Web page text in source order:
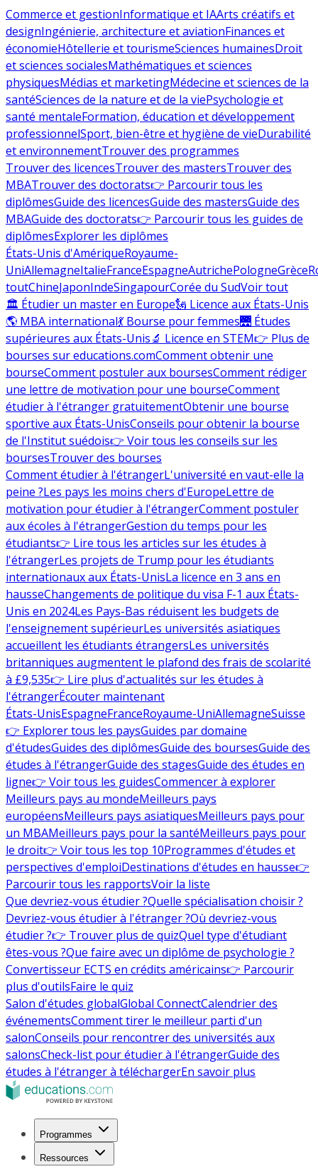
Commerce et gestionInformatique et IAArts créatifs et
designIngénierie, architecture et aviationFinances et
économieHôtellerie et tourismeSciences humainesDroit
et sciences socialesMathématiques et sciences
physiquesMédias et marketingMédecine et sciences de la
santéSciences de la nature et de la viePsychologie et
santé mentaleFormation, éducation et développement
professionnelSport, bien-être et hygiène de vieDurabilité
et environnementTrouver des programmes
Trouver des licencesTrouver des mastersTrouver des
MBATrouver des doctorats👉 Parcourir tous les
diplômesGuide des licencesGuide des mastersGuide des
MBAGuide des doctorats👉 Parcourir tous les guides de
diplômesExplorer les diplômes
États-Unis d'AmériqueRoyaume-
UniAllemagneItalieFranceEspagneAutrichePologneGrèce
toutChineJaponIndeSingapourCorée du SudVoir tout
🏛 Étudier un master en Europe🗽 Licence aux États-Unis
🌎 MBA international💃 Bourse pour femmes🌉 Études
supérieures aux États-Unis🔬 Licence en STEM👉 Plus de
bourses sur educations.comComment obtenir une
bourseComment postuler aux boursesComment rédiger
une lettre de motivation pour une bourseComment
étudier à l'étranger gratuitementObtenir une bourse
sportive aux États-UnisConseils pour obtenir la bourse
de l'Institut suédois👉 Voir tous les conseils sur les
boursesTrouver des bourses
Comment étudier à l'étrangerL'université en vaut-elle la
peine ?Les pays les moins chers d'EuropeLettre de
motivation pour étudier à l'étrangerComment postuler
aux écoles à l'étrangerGestion du temps pour les
étudiants👉 Lire tous les articles sur les études à
l'étrangerLes projets de Trump pour les étudiants
internationaux aux États-UnisLa licence en 3 ans en
hausseChangements de politique du visa F-1 aux États-
Unis en 2024Les Pays-Bas réduisent les budgets de
l'enseignement supérieurLes universités asiatiques
accueillent les étudiants étrangersLes universités
britanniques augmentent le plafond des frais de scolarité
à £9,535👉 Lire plus d'actualités sur les études à
l'étrangerÉcouter maintenant
États-UnisEspagneFranceRoyaume-UniAllemagneSuisse
👉 Explorer tous les paysGuides par domaine
d'étudesGuides des diplômesGuide des boursesGuide des
études à l'étrangerGuide des stagesGuide des études en
ligne👉 Voir tous les guidesCommencer à explorer
Meilleurs pays au mondeMeilleurs pays
européensMeilleurs pays asiatiquesMeilleurs pays pour
un MBAMeilleurs pays pour la santéMeilleurs pays pour
le droit👉 Voir tous les top 10Programmes d'études et
perspectives d'emploiDestinations d'études en hausse👉
Parcourir tous les rapportsVoir la liste
Que devriez-vous étudier ?Quelle spécialisation choisir ?
Devriez-vous étudier à l'étranger ?Où devriez-vous
étudier ?👉 Trouver plus de quizQuel type d'étudiant
êtes-vous ?Que faire avec un diplôme de psychologie ?
Convertisseur ECTS en crédits américains👉 Parcourir
plus d'outilsFaire le quiz
Salon d'études globalGlobal ConnectCalendrier des
événementsComment tirer le meilleur parti d'un
salonConseils pour rencontrer des universités aux
salonsCheck-list pour étudier à l'étrangerGuide des
études à l'étranger à téléchargerEn savoir plus
Programmes
Ressources